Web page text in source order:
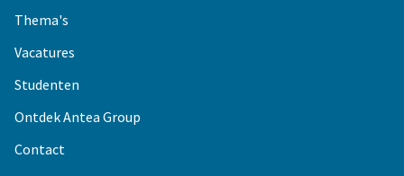
Thema's
Vacatures
Studenten
Ontdek Antea Group
Contact